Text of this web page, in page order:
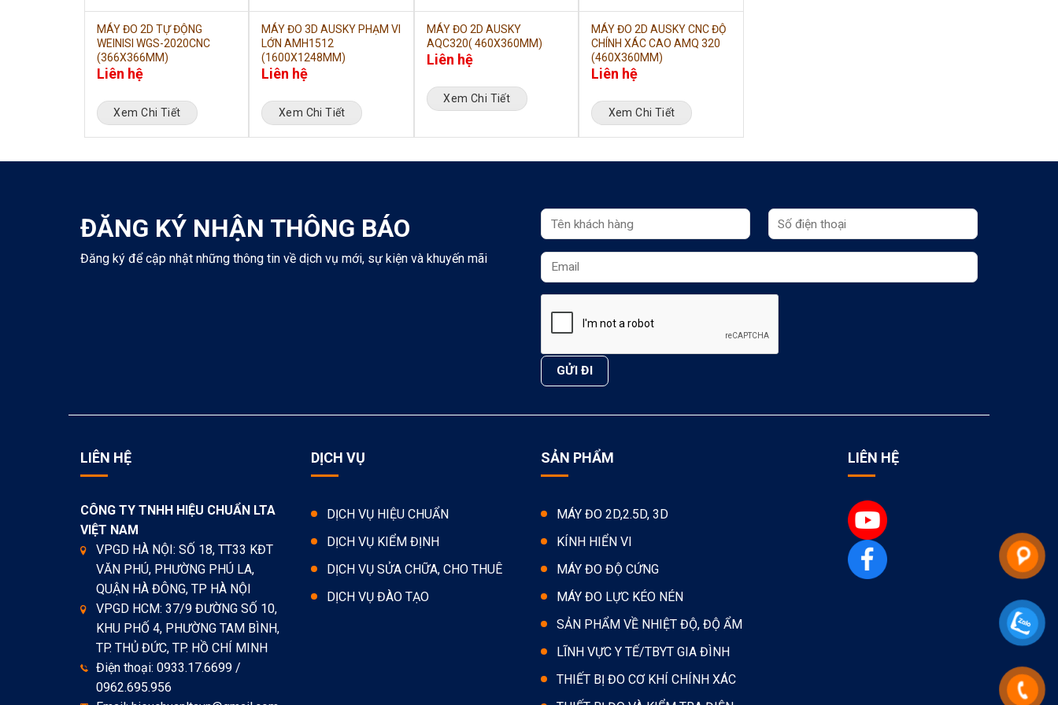
MÁY ĐO 2D TỰ ĐỘNG
WEINISI WGS-2020CNC
(366X366MM)
Liên hệ
Xem Chi Tiết
MÁY ĐO 3D AUSKY PHẠM VI
LỚN AMH1512
(1600X1248MM)
Liên hệ
Xem Chi Tiết
MÁY ĐO 2D AUSKY
AQC320( 460X360MM)
Liên hệ
Xem Chi Tiết
MÁY ĐO 2D AUSKY CNC ĐỘ
CHÍNH XÁC CAO AMQ 320
(460X360MM)
Liên hệ
Xem Chi Tiết
ĐĂNG KÝ NHẬN THÔNG BÁO
Đăng ký để cập nhật những thông tin về dịch vụ mới, sự kiện và khuyến mãi
LIÊN HỆ
CÔNG TY TNHH HIỆU CHUẨN LTA
VIỆT NAM
VPGD HÀ NỘI: SỐ 18, TT33 KĐT
VĂN PHÚ, PHƯỜNG PHÚ LA,
QUẬN HÀ ĐÔNG, TP HÀ NỘI
VPGD HCM: 37/9 ĐƯỜNG SỐ 10,
KHU PHỐ 4, PHƯỜNG TAM BÌNH,
TP. THỦ ĐỨC, TP. HỒ CHÍ MINH
Điện thoại: 0933.17.6699 /
0962.695.956
DỊCH VỤ
DỊCH VỤ HIỆU CHUẨN
DỊCH VỤ KIỂM ĐỊNH
DỊCH VỤ SỬA CHỮA, CHO THUÊ
DỊCH VỤ ĐÀO TẠO
SẢN PHẨM
MÁY ĐO 2D,2.5D, 3D
KÍNH HIỂN VI
MÁY ĐO ĐỘ CỨNG
MÁY ĐO LỰC KÉO NÉN
SẢN PHẨM VỀ NHIỆT ĐỘ, ĐỘ ẨM
LĨNH VỰC Y TẾ/TBYT GIA ĐÌNH
THIẾT BỊ ĐO CƠ KHÍ CHÍNH XÁC
LIÊN HỆ